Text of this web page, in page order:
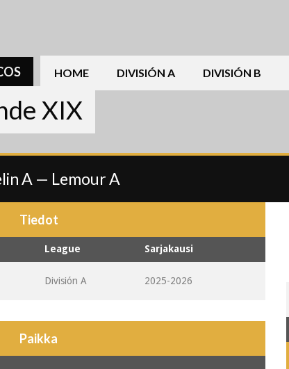
HOME DIVISIÓN A DIVISIÓN B
XIX
A — Lemour A
Tiedot
League Sarjakausi
División A 2025-2026
Paikka